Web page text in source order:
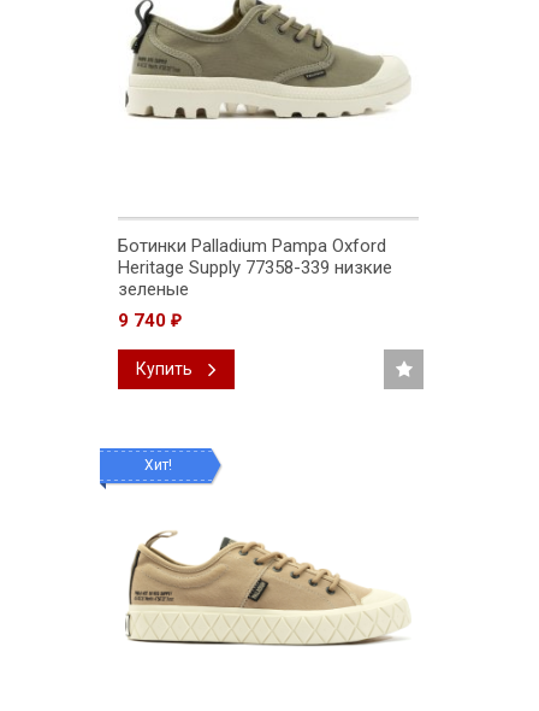
Ботинки Palladium Pampa Oxford
Heritage Supply 77358-339 низкие
зеленые
9 740 ₽
Купить
Хит!